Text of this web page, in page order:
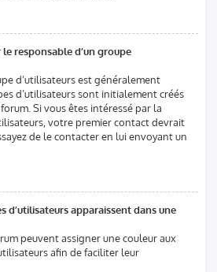
responsable d’un groupe
d’utilisateurs est généralement
d’utilisateurs sont initialement créés
Si vous êtes intéressé par la
votre premier contact devrait
de le contacter en lui envoyant un
d’utilisateurs apparaissent dans une
peuvent assigner une couleur aux
afin de faciliter leur